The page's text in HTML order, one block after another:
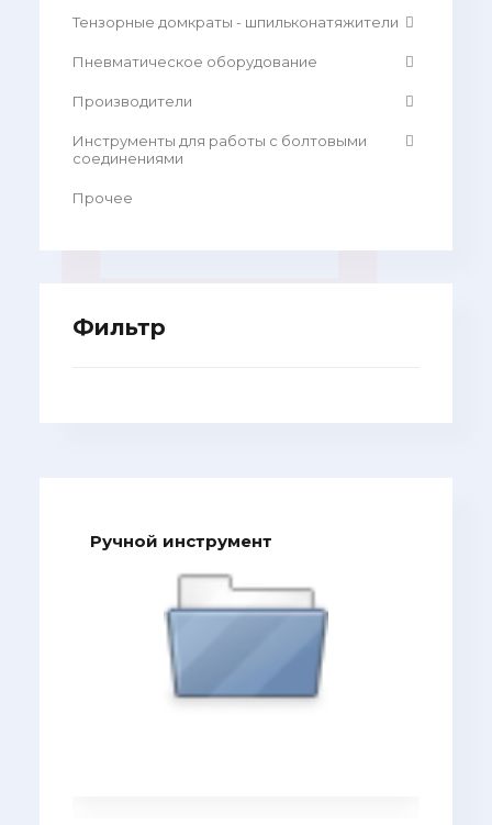
Тензорные домкраты - шпильконатяжители
Пневматическое оборудование
Производители
Инструменты для работы с болтовыми
соединениями
Прочее
Фильтр
Ручной инструмент